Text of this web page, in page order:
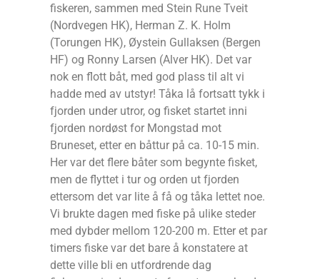
fiskeren, sammen med Stein Rune Tveit
(Nordvegen HK), Herman Z. K. Holm
(Torungen HK), Øystein Gullaksen (Bergen
HF) og Ronny Larsen (Alver HK). Det var
nok en flott båt, med god plass til alt vi
hadde med av utstyr! Tåka lå fortsatt tykk i
fjorden under utror, og fisket startet inni
fjorden nordøst for Mongstad mot
Bruneset, etter en båttur på ca. 10-15 min.
Her var det flere båter som begynte fisket,
men de flyttet i tur og orden ut fjorden
ettersom det var lite å få og tåka lettet noe.
Vi brukte dagen med fiske på ulike steder
med dybder mellom 120-200 m. Etter et par
timers fiske var det bare å konstatere at
dette ville bli en utfordrende dag